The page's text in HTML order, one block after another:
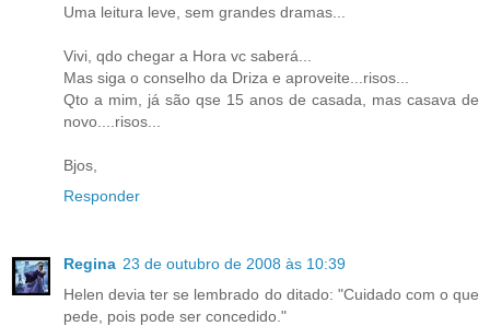
Uma leitura leve, sem grandes dramas...
Vivi, qdo chegar a Hora vc saberá...
Mas siga o conselho da Driza e aproveite...risos...
Qto a mim, já são qse 15 anos de casada, mas casava de
novo....risos...
Bjos,
Responder
Regina 23 de outubro de 2008 às 10:39
Helen devia ter se lembrado do ditado: "Cuidado com o que
pede, pois pode ser concedido."